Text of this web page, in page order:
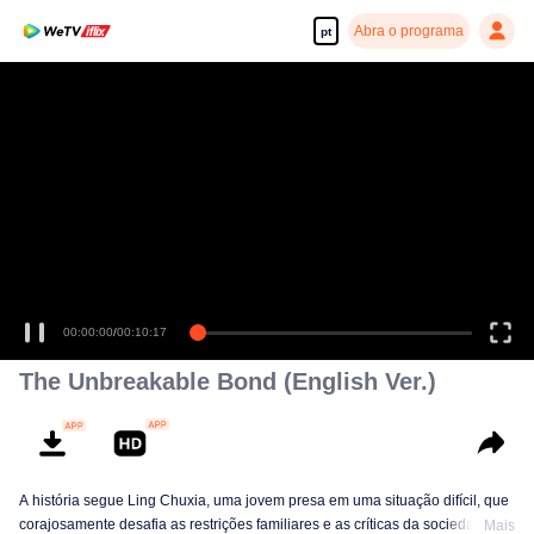
pt Abra o programa
00:00:00/00:10:17
The Unbreakable Bond (English Ver.)
A história segue Ling Chuxia, uma jovem presa em uma situação difícil, que
corajosamente desafia as restrições familiares e as críticas da sociedade.Mais